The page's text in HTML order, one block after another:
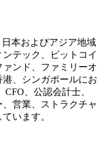
日本およびアジア地域
テック、ビットコイ
ンド、ファミリーオ
、シンガポールにお
、公認会計士、
営業、ストラクチャ
います。